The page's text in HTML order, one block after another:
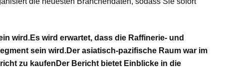
wird.Es wird erwartet, dass die Raffinerie- und
sein wird.Der asiatisch-pazifische Raum war im
zu kaufen Der Bericht bietet Einblicke in die